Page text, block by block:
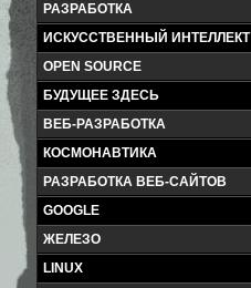
РАЗРАБОТКА
ИСКУССТВЕННЫЙ ИНТЕЛЛЕКТ
OPEN SOURCE
БУДУЩЕЕ ЗДЕСЬ
ВЕБ-РАЗРАБОТКА
КОСМОНАВТИКА
РАЗРАБОТКА ВЕБ-САЙТОВ
GOOGLE
ЖЕЛЕЗО
LINUX